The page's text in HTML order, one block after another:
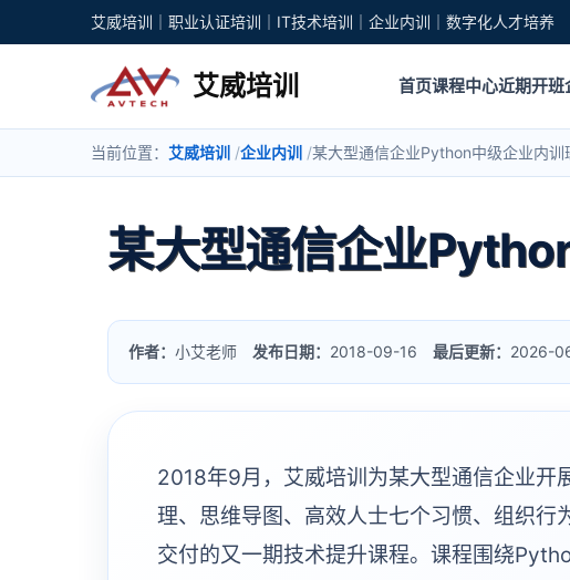
艾威培训｜职业认证培训｜IT技术培训｜企业内训｜数字化人才培养
艾威培训 首页课程中心近期开班
当前位置： 艾威培训 企业内训 某大型通信企业Python中级企业内训
某大型通信企业
作者：小艾老师 发布日期： 2018-09-16最后更新： 2026-
2018年9月，艾威培训为某大型通信企业开
理、思维导图、高效人士七个习惯、组织
交付的又一期技术提升课程。课程围绕